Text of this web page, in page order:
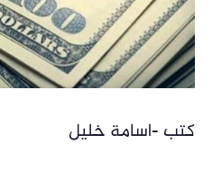
كتب -اسامة خليل